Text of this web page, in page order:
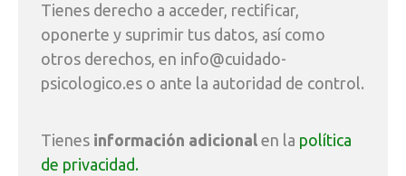
Tienes derecho a acceder, rectificar,
oponerte y suprimir tus datos, así como
otros derechos, en info@cuidado-
psicologico.es o ante la autoridad de control.
Tienes información adicional en la política
de privacidad.